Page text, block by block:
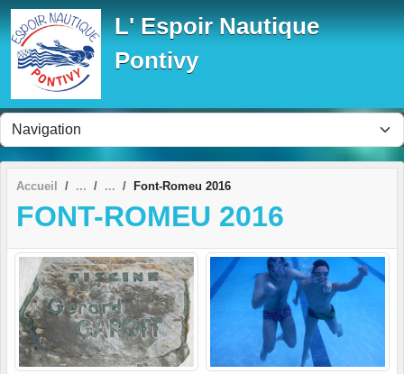
L' Espoir Nautique
Pontivy
Accueil Font-Romeu 2016
FONT-ROMEU 2016
Panneau de gestion des cookies